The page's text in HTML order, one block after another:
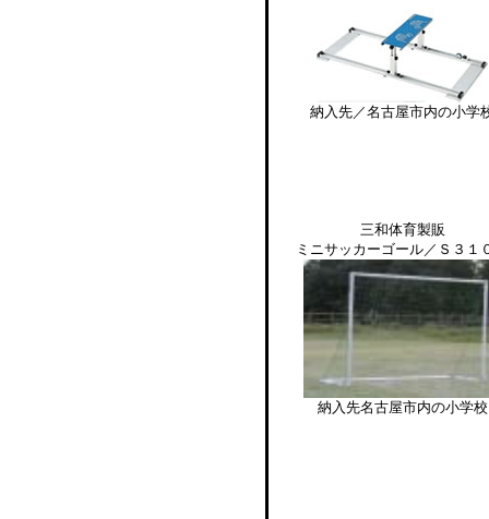
納入先／名古屋市内の小学
三和体育製販
ミニサッカーゴール／Ｓ３１
納入先名古屋市内の小学校